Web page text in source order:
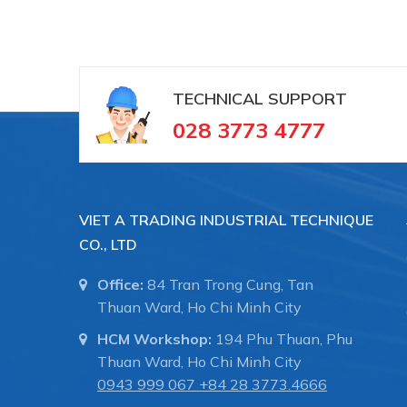
TECHNICAL SUPPORT
028 3773 4777
VIET A TRADING INDUSTRIAL TECHNIQUE
CO., LTD
Office: 84 Tran Trong Cung, Tan
Thuan Ward, Ho Chi Minh City
HCM Workshop: 194 Phu Thuan, Phu
Thuan Ward, Ho Chi Minh City
0943 999 067 +84 28 3773.4666